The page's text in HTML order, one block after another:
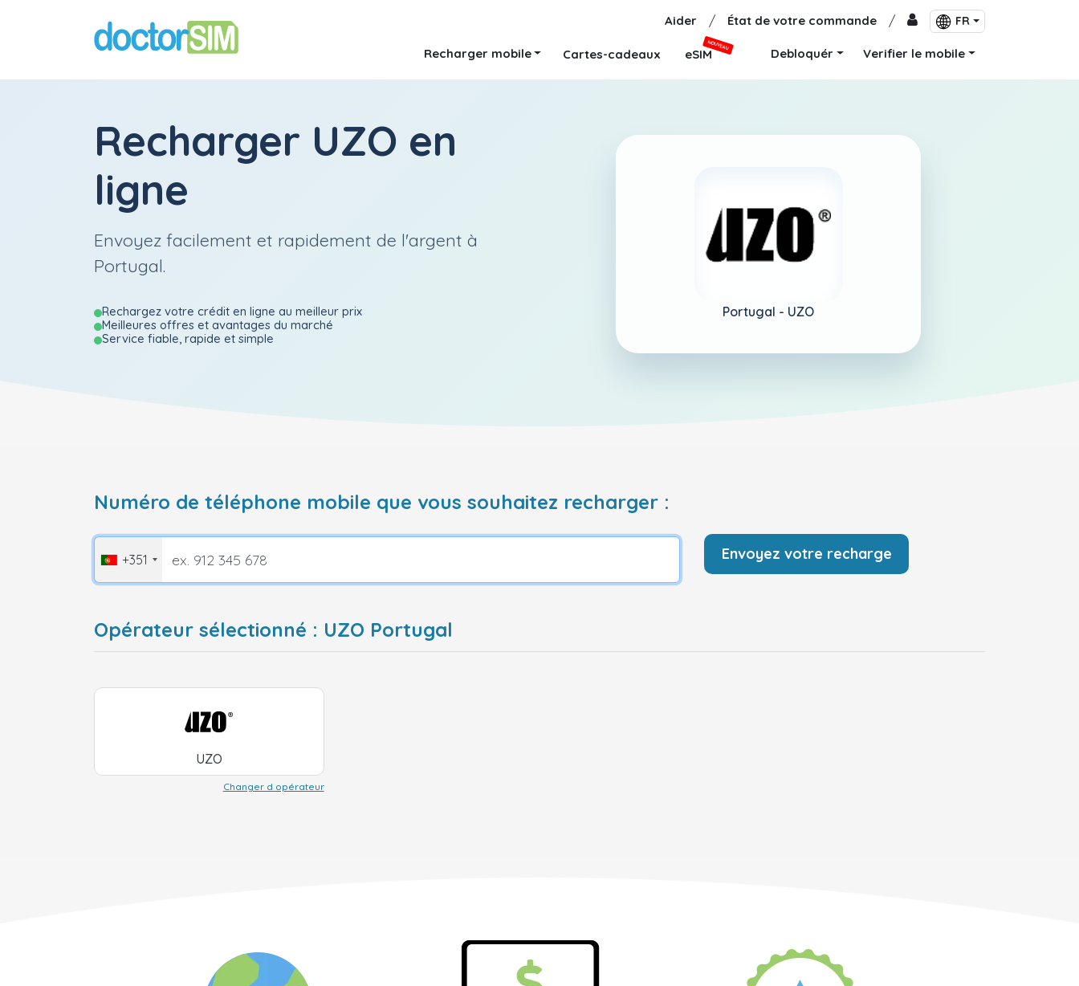
Aider / État de votre commande / FR
Recharger mobile Cartes-cadeaux eSIM
NOUVEAU
Debloquér Verifier le mobile
Recharger UZO en
ligne
Envoyez facilement et rapidement de l'argent à
Portugal.
Rechargez votre crédit en ligne au meilleur prix
Meilleures offres et avantages du marché
Service fiable, rapide et simple
Portugal - UZO
Numéro de téléphone mobile que vous souhaitez recharger :
+351 Envoyez votre recharge
Opérateur sélectionné : UZO Portugal
UZO
Changer d opérateur